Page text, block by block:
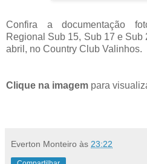
Confira a documentação
Regional Sub 15, Sub 17 e
abril, no Country Club Valinhos.
Clique na imagem para
Everton Monteiro às 23:22